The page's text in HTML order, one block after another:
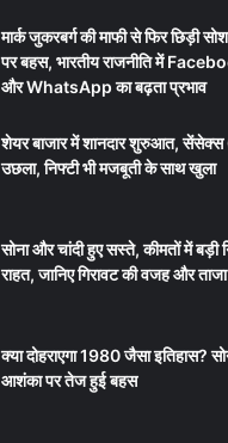
मार्क जुकरबर्ग की माफी से फिर छिड़ी
पर बहस, भारतीय राजनीति में
और WhatsApp का बढ़ता प्रभाव
शेयर बाजार में शानदार शुरुआत,
उछला, निफ्टी भी मजबूती के साथ खुला
सोना और चांदी हुए सस्ते, कीमतों में बड़ी
राहत, जानिए गिरावट की वजह और
क्या दोहराएगा 1980 जैसा इतिहास?
आशंका पर तेज हुई बहस